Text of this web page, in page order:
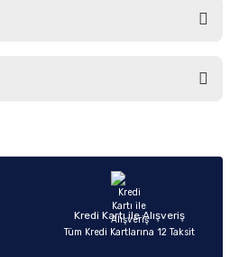
Kredi Kartı ile Alışveriş
Tüm Kredi Kartlarına 12 Taksit